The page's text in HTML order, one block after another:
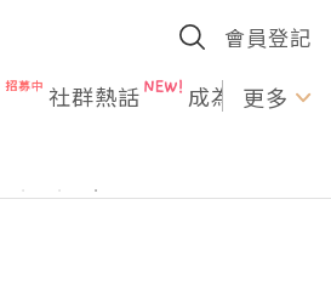
會員登記
社群熱話 成為U更多